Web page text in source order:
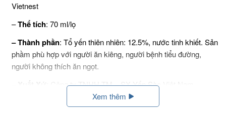
Vietnest
–Thể tích: 70 ml/lọ
– Thành phần: Tổ yến thiên nhiên: 12.5%, nước tinh khiết. Sản
phầm phù hợp với người ăn kiêng, người bệnh tiểu đường,
người không thích ăn ngọt.
Xuất Xứ
: Công ty TNHH TM – SX Yến Sào Việt Nam
: Giúp bổ phổi, hỗ trợ chữa các bệnh về đường
Xem thêm